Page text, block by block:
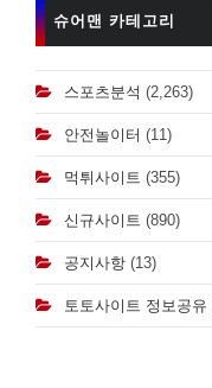
슈어맨 카테고리
스포츠분석 (2,263)
안전놀이터 (11)
먹튀사이트 (355)
신규사이트 (890)
공지사항 (13)
토토사이트 정보공유